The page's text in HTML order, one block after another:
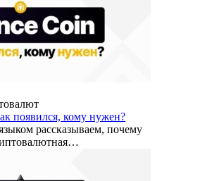
появился, кому нужен?
рассказываем, почему